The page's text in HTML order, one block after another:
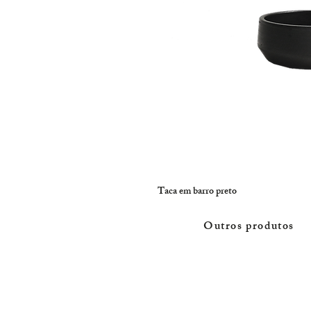
Taca em barro preto
Outros produtos